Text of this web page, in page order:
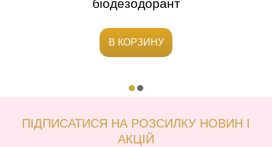
біодезодорант
В КОРЗИНУ
ПІДПИСАТИСЯ НА РОЗСИЛКУ НОВИН І
АКЦІЙ